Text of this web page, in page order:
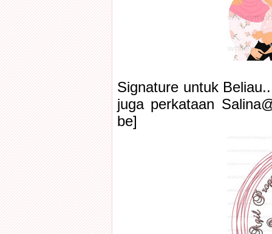
Signature untuk
juga perkataan
be]